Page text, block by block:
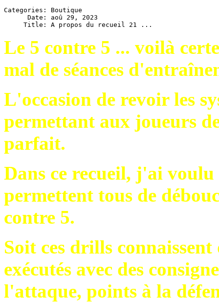
Categories: Boutique
      Date: aoû 29, 2023
Le 5 contre 5 ... voilà
mal de séances
L'occasion de revoir les
permettant aux joueurs
parfait.
Dans ce recueil, j'ai
permettent tous de
contre 5.
Soit ces drills
exécutés avec des
l'attaque, points à la